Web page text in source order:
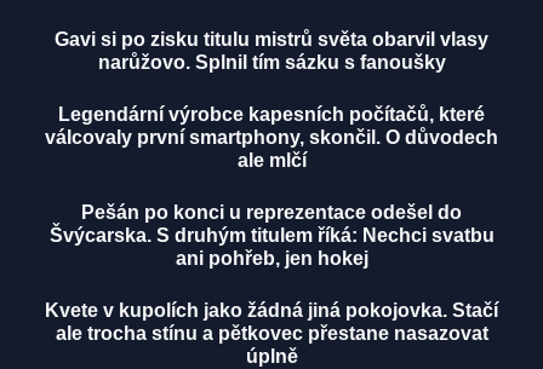
Gavi si po zisku titulu mistrů světa obarvil vlasy
narůžovo. Splnil tím sázku s fanoušky
Legendární výrobce kapesních počítačů, které
válcovaly první smartphony, skončil. O důvodech
ale mlčí
Pešán po konci u reprezentace odešel do
Švýcarska. S druhým titulem říká: Nechci svatbu
ani pohřeb, jen hokej
Kvete v kupolích jako žádná jiná pokojovka. Stačí
ale trocha stínu a pětkovec přestane nasazovat
úplně